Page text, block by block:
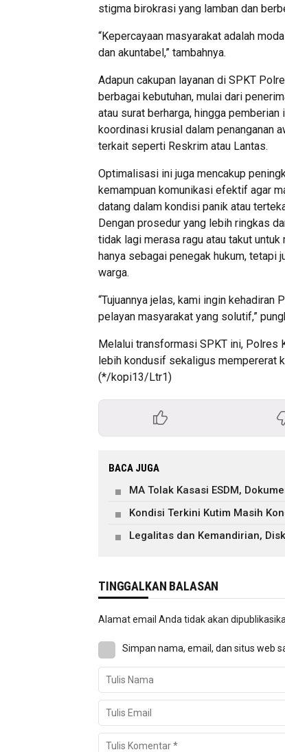
stigma birokrasi yang lamban dan
“Kepercayaan masyarakat adalah
dan akuntabel,” tambahnya.
Adapun cakupan layanan di SPKT
berbagai kebutuhan, mulai dari
atau surat berharga, hingga
koordinasi krusial dalam penanganan
terkait seperti Reskrim atau Lantas.
Optimalisasi ini juga mencakup
kemampuan komunikasi efektif agar
datang dalam kondisi panik atau
Dengan prosedur yang lebih ringkas
tidak lagi merasa ragu atau takut
hanya sebagai penegak hukum,
warga.
“Tujuannya jelas, kami ingin
pelayan masyarakat yang solutif,”
Melalui transformasi SPKT ini, Polres
lebih kondusif sekaligus mempererat
(*/kopi13/Ltr1)
BACA JUGA
MA Tolak Kasasi ESDM,
Kondisi Terkini Kutim Masih
Legalitas dan Kemandirian,
TINGGALKAN BALASAN
Alamat email Anda tidak akan
Simpan nama, email, dan situs web